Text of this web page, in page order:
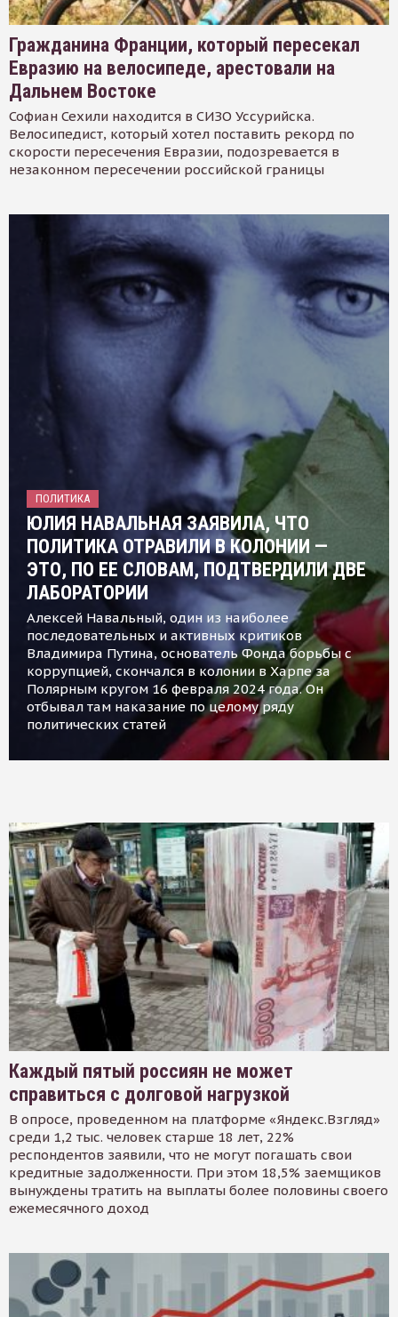
Гражданина Франции, который пересекал
Евразию на велосипеде, арестовали на
Дальнем Востоке
Софиан Сехили находится в СИЗО Уссурийска.
Велосипедист, который хотел поставить рекорд по
скорости пересечения Евразии, подозревается в
незаконном пересечении российской границы
ПОЛИТИКА
ЮЛИЯ НАВАЛЬНАЯ ЗАЯВИЛА, ЧТО
ПОЛИТИКА ОТРАВИЛИ В КОЛОНИИ —
ЭТО, ПО ЕЕ СЛОВАМ, ПОДТВЕРДИЛИ ДВЕ
ЛАБОРАТОРИИ
Алексей Навальный, один из наиболее
последовательных и активных критиков
Владимира Путина, основатель Фонда борьбы с
коррупцией, скончался в колонии в Харпе за
Полярным кругом 16 февраля 2024 года. Он
отбывал там наказание по целому ряду
политических статей
Каждый пятый россиян не может
справиться с долговой нагрузкой
В опросе, проведенном на платформе «Яндекс.Взгляд»
среди 1,2 тыс. человек старше 18 лет, 22%
респондентов заявили, что не могут погашать свои
кредитные задолженности. При этом 18,5% заемщиков
вынуждены тратить на выплаты более половины своего
ежемесячного доход